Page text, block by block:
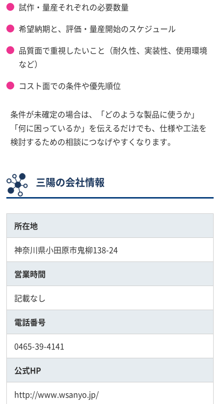
試作・量産それぞれの必要数量
希望納期と、評価・量産開始のスケジュール
品質面で重視したいこと（耐久性、実装性、使用環境
など）
コスト面での条件や優先順位
条件が未確定の場合は、「どのような製品に使うか」
「何に困っているか」を伝えるだけでも、仕様や工法を
検討するための相談につなげやすくなります。
三陽の会社情報
所在地
神奈川県小田原市鬼柳138-24
営業時間
記載なし
電話番号
0465-39-4141
公式HP
http://www.wsanyo.jp/